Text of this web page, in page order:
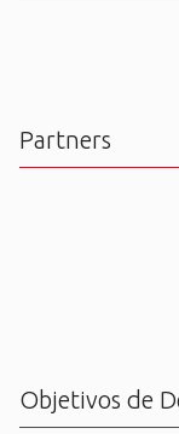
Partners
Objetivos de